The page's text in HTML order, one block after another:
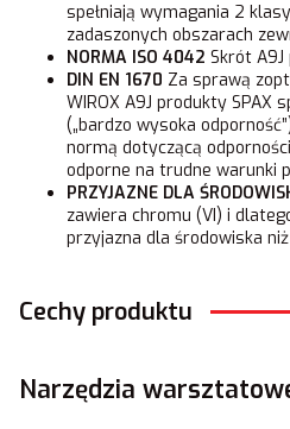
spełniają wymagania 2
zadaszonych obszarach
NORMA ISO 4042 Skrót A9J
DIN EN 1670 Za sprawą
WIROX A9J produkty SPAX
(„bardzo wysoka
normą dotyczącą
odporne na trudne warunki
PRZYJAZNE DLA
zawiera chromu (VI) i
przyjazna dla środowiska
Cechy produktu
Narzędzia